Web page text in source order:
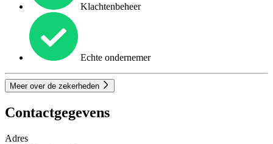
Klachtenbeheer
Echte ondernemer
Meer over de zekerheden
Contactgegevens
Adres